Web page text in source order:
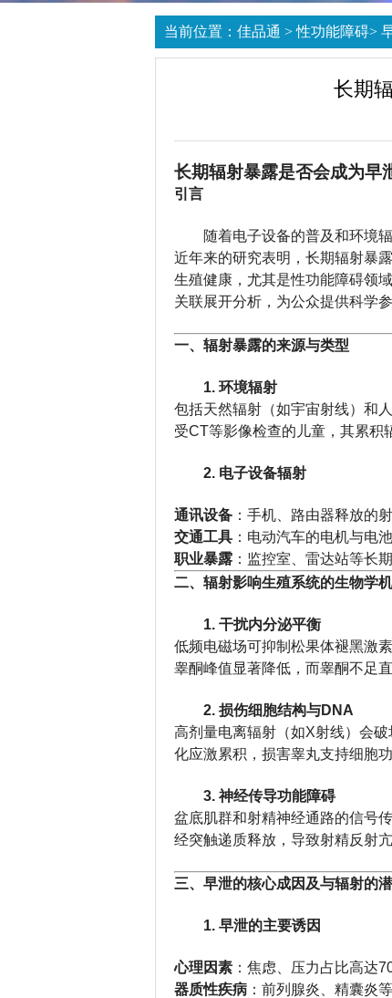
当前位置： 佳品通 >性功能障碍>
长期
长期辐射暴露是否会成为早
引言
随着电子设备的普及和环境
近年来的研究表明，长期辐射暴
生殖健康，尤其是性功能障碍领
关联展开分析，为公众提供科学参
一、辐射暴露的来源与类型
1. 环境辐射
包括天然辐射（如宇宙射线）和
受CT等影像检查的儿童，其累积
2. 电子设备辐射
通讯设备 ：手机、路由器释放的
交通工具 ：电动汽车的电机与电
职业暴露 ：监控室、雷达站等长
二、辐射影响生殖系统的生物学
1. 干扰内分泌平衡
低频电磁场可抑制松果体褪黑激
睾酮峰值显著降低，而睾酮不足
2. 损伤细胞结构与DNA
高剂量电离辐射（如X射线）会
化应激累积，损害睾丸支持细胞功
3. 神经传导功能障碍
盆底肌群和射精神经通路的信号
经突触递质释放，导致射精反射亢
三、早泄的核心成因及与辐射的
1. 早泄的主要诱因
心理因素 ：焦虑、压力占比高达
器质性疾病 ：前列腺炎、精囊炎